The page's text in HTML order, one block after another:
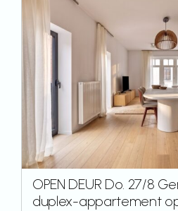
OPEN DEUR Do. 27/8
duplex-appartement